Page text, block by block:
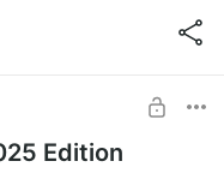
Edition